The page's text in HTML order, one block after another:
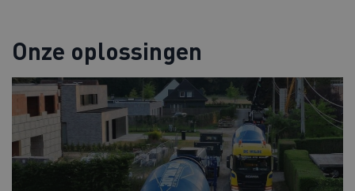
Onze oplossingen